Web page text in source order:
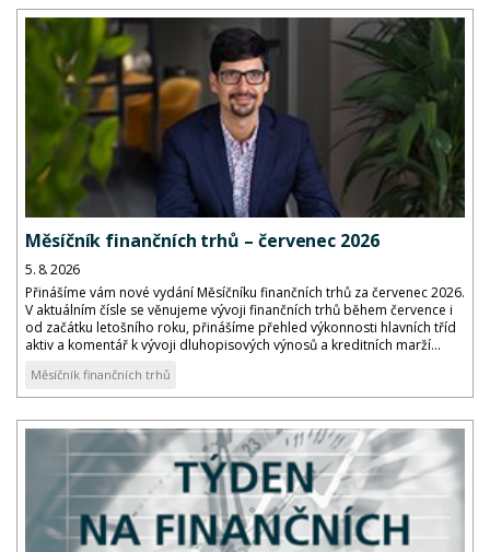
Měsíčník finančních trhů – červenec 2026
5. 8. 2026
Přinášíme vám nové vydání Měsíčníku finančních trhů za červenec 2026.
V aktuálním čísle se věnujeme vývoji finančních trhů během července i
od začátku letošního roku, přinášíme přehled výkonnosti hlavních tříd
aktiv a komentář k vývoji dluhopisových výnosů a kreditních marží...
Měsíčník finančních trhů